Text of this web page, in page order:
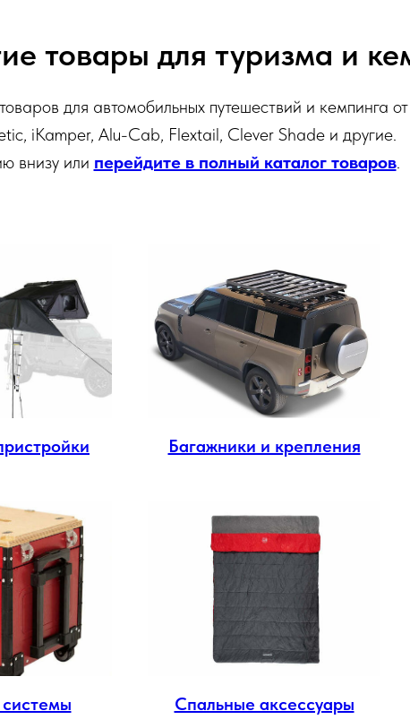
товары для туризма и
для автомобильных путешествий и кемпинга
iKamper, Alu-Cab, Flextail, Clever Shade и другие.
внизу или перейдите в полный каталог товаров.
Багажники и крепления
Спальные аксессуары